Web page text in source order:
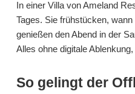
In einer Villa von Ameland
Tages. Sie frühstücken,
genießen den Abend in der
Alles ohne digitale
So gelingt der